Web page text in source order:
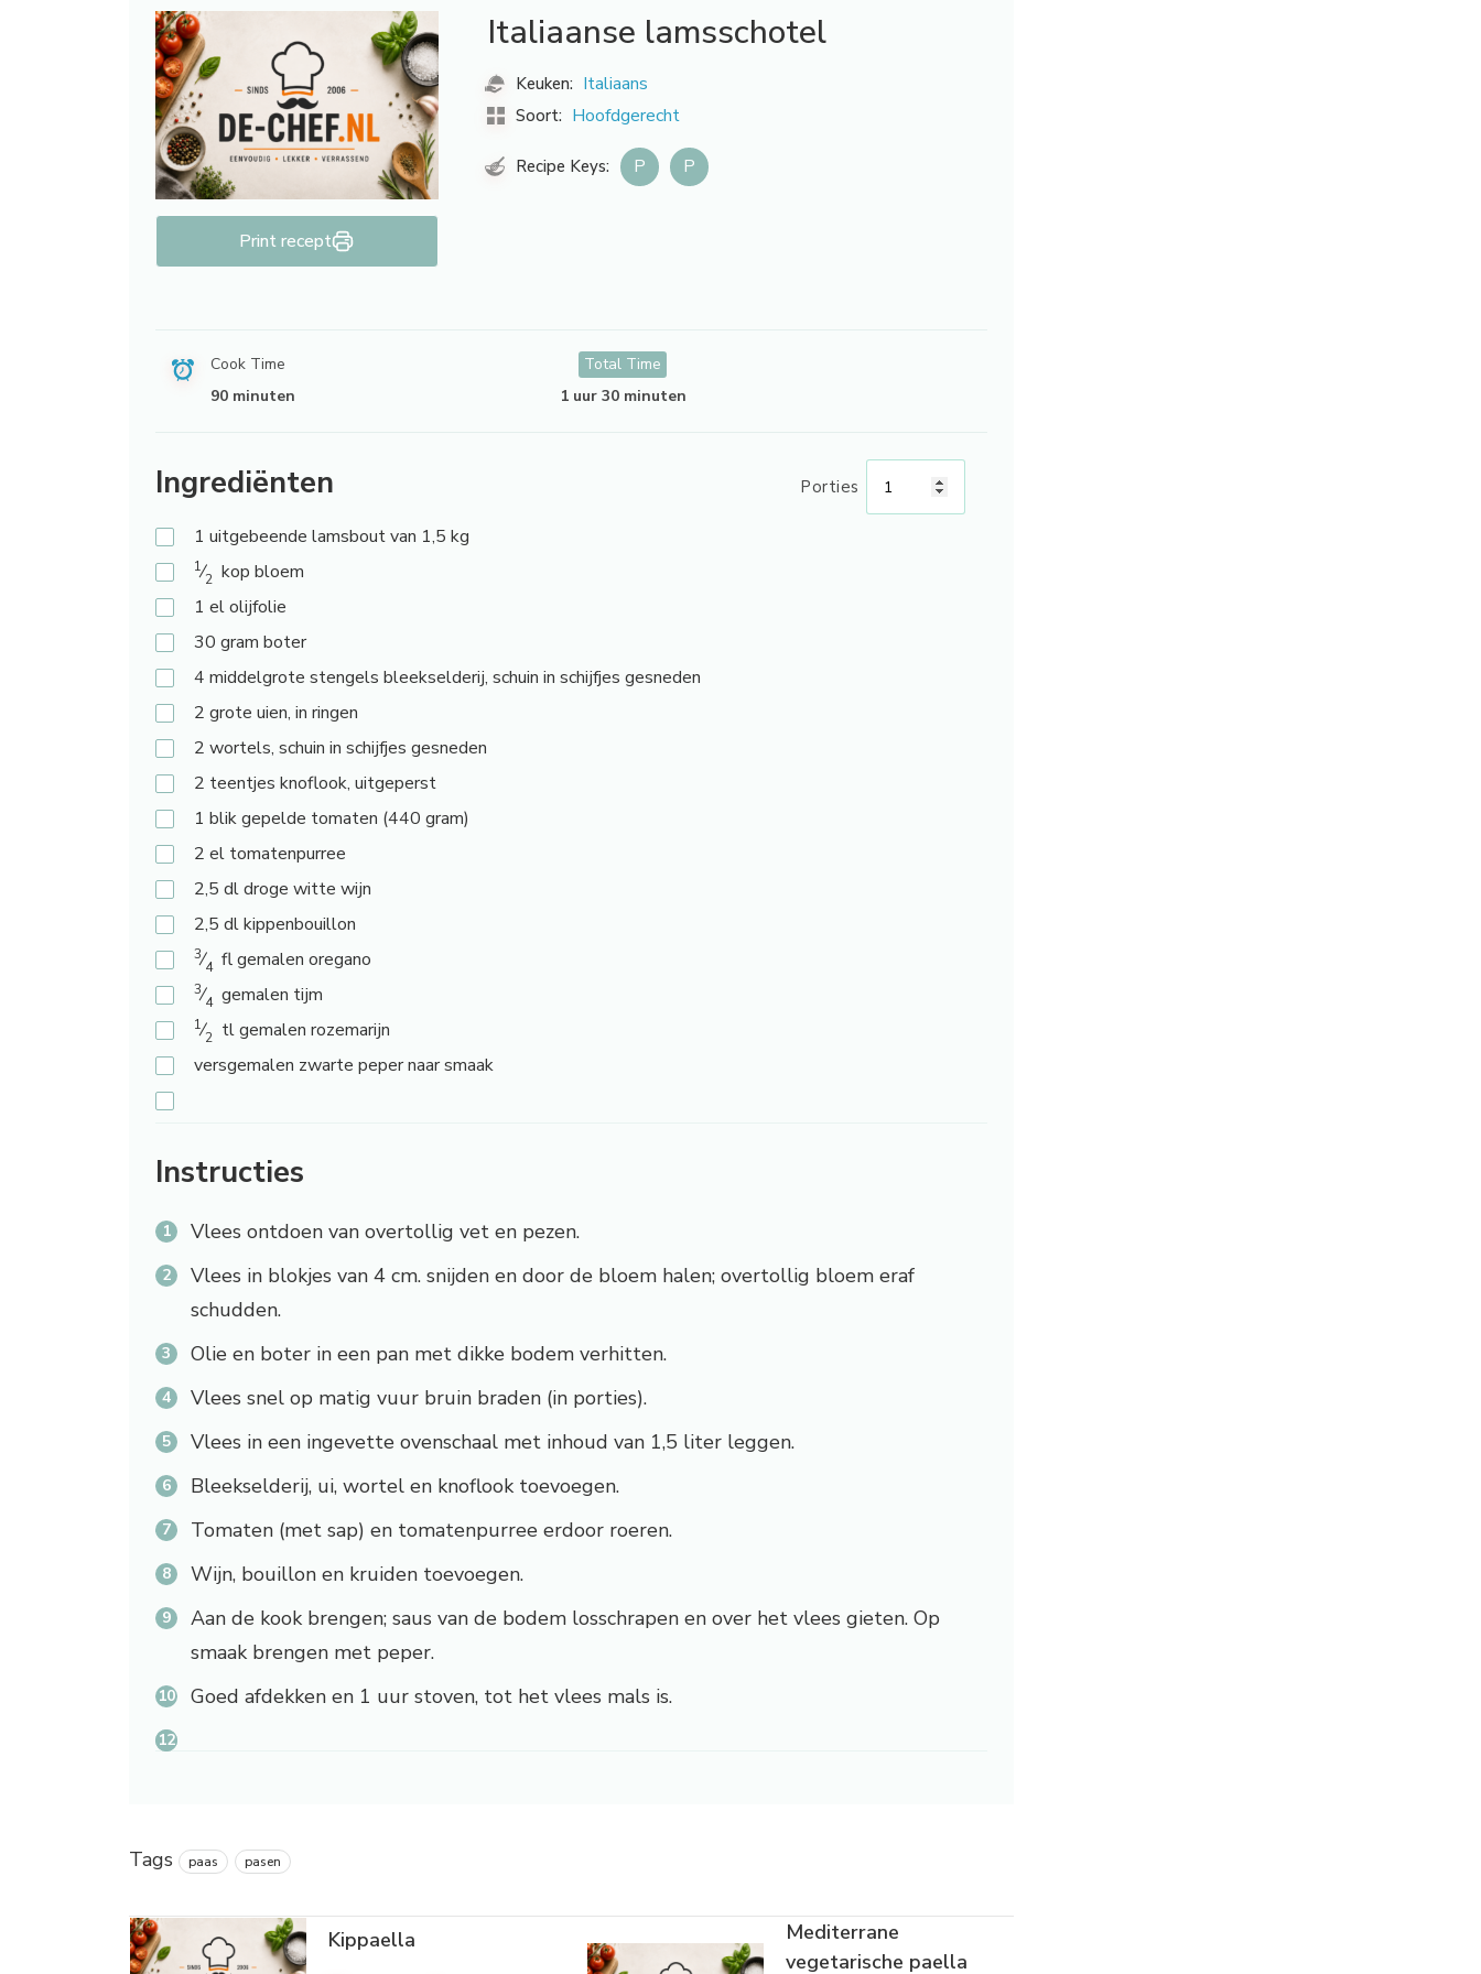
Print recept
Italiaanse lamsschotel
Keuken: Italiaans
Soort: Hoofdgerecht
Recipe Keys: P P
Cook Time
90 minuten
Total Time
1 uur 30 minuten
Ingrediënten Porties
1 uitgebeende lamsbout van 1,5 kg
1⁄2 kop bloem
1 el olijfolie
30 gram boter
4 middelgrote stengels bleekselderij, schuin in schijfjes gesneden
2 grote uien, in ringen
2 wortels, schuin in schijfjes gesneden
2 teentjes knoflook, uitgeperst
1 blik gepelde tomaten (440 gram)
2 el tomatenpurree
2,5 dl droge witte wijn
2,5 dl kippenbouillon
3⁄4 fl gemalen oregano
3⁄4 gemalen tijm
1⁄2 tl gemalen rozemarijn
versgemalen zwarte peper naar smaak
Instructies
Vlees ontdoen van overtollig vet en pezen.
Vlees in blokjes van 4 cm. snijden en door de bloem halen; overtollig bloem eraf
schudden.
Olie en boter in een pan met dikke bodem verhitten.
Vlees snel op matig vuur bruin braden (in porties).
Vlees in een ingevette ovenschaal met inhoud van 1,5 liter leggen.
Bleekselderij, ui, wortel en knoflook toevoegen.
Tomaten (met sap) en tomatenpurree erdoor roeren.
Wijn, bouillon en kruiden toevoegen.
Aan de kook brengen; saus van de bodem losschrapen en over het vlees gieten. Op
smaak brengen met peper.
Goed afdekken en 1 uur stoven, tot het vlees mals is.
Tags paas pasen
Kippaella
Mediterrane
vegetarische paella